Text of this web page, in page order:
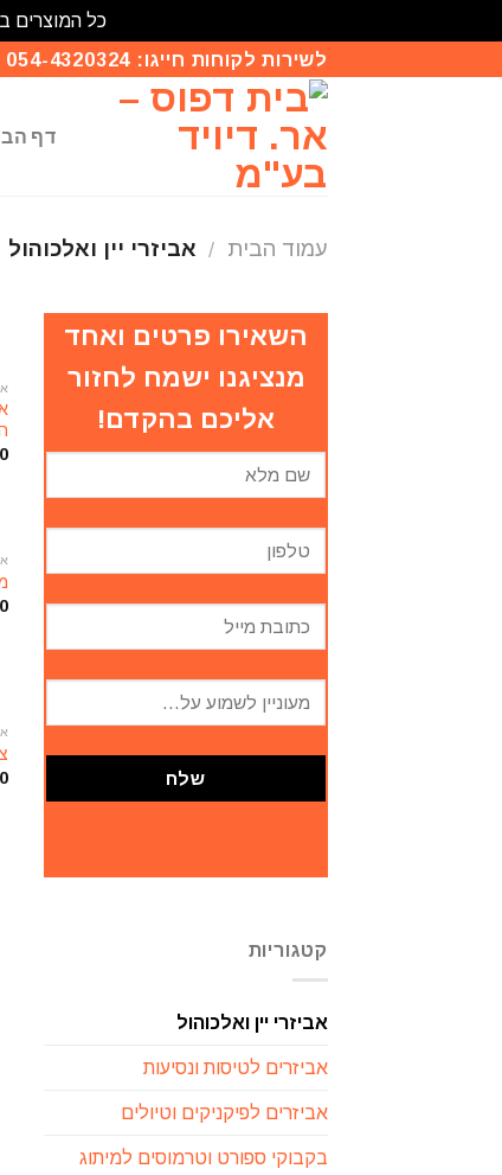
כל המוצרים
לשירות לקוחות חייגו: 054-4320324 או 03-9414135
דף
עמוד הבית / אביזרי יין ואלכוהול
השאירו פרטים ואחד
מנציגנו ישמח לחזור
אליכם בהקדם!
קטגוריות
אביזרי יין ואלכוהול
אביזרים לטיסות ונסיעות
אביזרים לפיקניקים וטיולים
בקבוקי ספורט וטרמוסים למיתוג